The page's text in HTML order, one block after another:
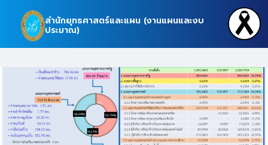
content
สำนักยุทธศาสตร์และแผน (งานแผนและงบ
ประมาณ)